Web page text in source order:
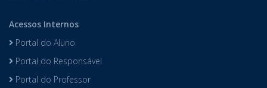
Acessos Internos
Portal do Aluno
Portal do Responsável
Portal do Professor